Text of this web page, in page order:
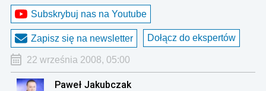
Subskrybuj nas na Youtube
Zapisz się na newsletter Dołącz do ekspertów
22 września 2008, 05:00
Paweł Jakubczak